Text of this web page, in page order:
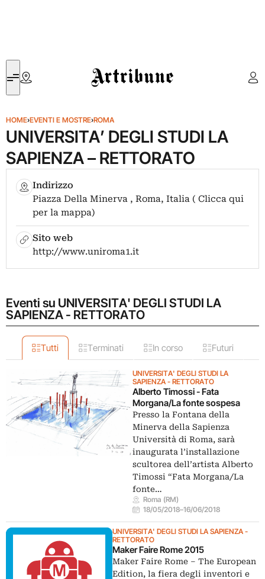
Artribune
HOME›EVENTI E MOSTRE›ROMA
UNIVERSITA’ DEGLI STUDI LA
SAPIENZA – RETTORATO
Indirizzo
Piazza Della Minerva , Roma, Italia ( Clicca qui
per la mappa)
Sito web
http://www.uniroma1.it
Eventi su UNIVERSITA' DEGLI STUDI LA
SAPIENZA - RETTORATO
Tutti Terminati In corso Futuri
UNIVERSITA' DEGLI STUDI LA
SAPIENZA - RETTORATO
Alberto Timossi - Fata
Morgana/La fonte sospesa
Presso la Fontana della
Minerva della Sapienza
Università di Roma, sarà
inaugurata l’installazione
scultorea dell’artista Alberto
Timossi “Fata Morgana/La
fonte…
Roma (RM)
18/05/2018–16/06/2018
UNIVERSITA' DEGLI STUDI LA SAPIENZA -
RETTORATO
Maker Faire Rome 2015
Maker Faire Rome – The European
Edition, la fiera degli inventori e